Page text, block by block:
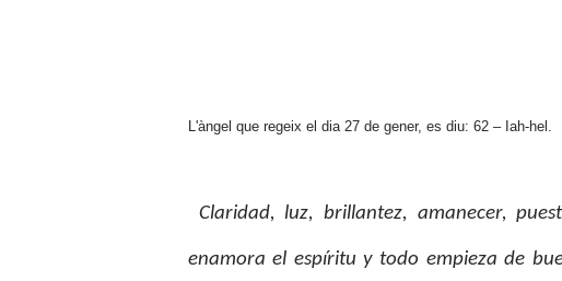
L'àngel que regeix el dia 27 de gener, es diu: 62 – Iah-hel.
Claridad, luz, brillantez, amanecer,
enamora el espíritu y todo empieza de